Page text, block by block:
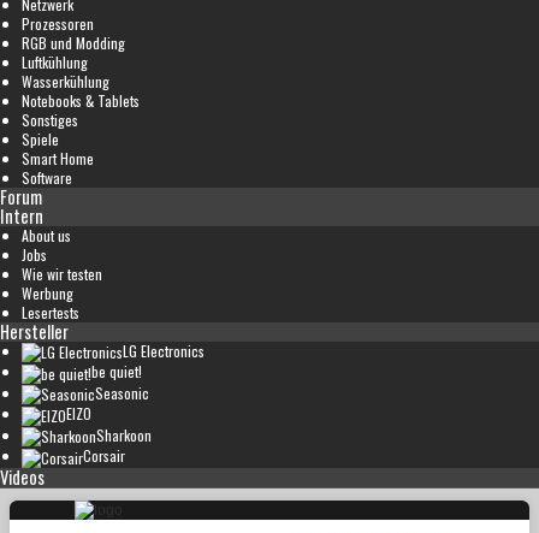
Prozessoren
RGB und Modding
Luftkühlung
Wasserkühlung
Notebooks & Tablets
Sonstiges
Spiele
Smart Home
Software
Forum
Intern
About us
Jobs
Wie wir testen
Werbung
Lesertests
Hersteller
LG Electronics
be quiet!
Seasonic
EIZO
Sharkoon
Corsair
Videos